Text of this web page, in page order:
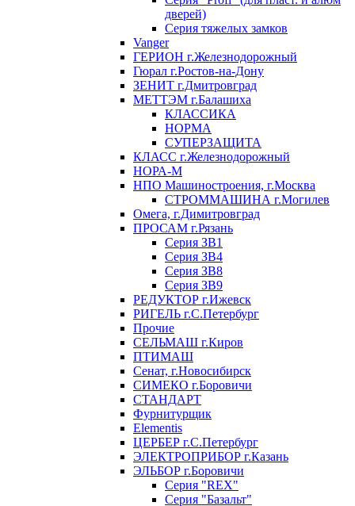
дверей)
Серия тяжелых замков
Vanger
ГЕРИОН г.Железнодорожный
Гюрал г.Ростов-на-Дону
ЗЕНИТ г.Дмитровград
МЕТТЭМ г.Балашиха
КЛАССИКА
НОРМА
СУПЕРЗАЩИТА
КЛАСС г.Железнодорожный
НОРА-М
НПО Машиностроения, г.Москва
СТРОММАШИНА г.Могилев
Омега, г.Димитровград
ПРОСАМ г.Рязань
Серия ЗВ1
Серия ЗВ4
Серия ЗВ8
Серия ЗВ9
РЕДУКТОР г.Ижевск
РИГЕЛЬ г.С.Петербург
Прочие
СЕЛЬМАШ г.Киров
ПТИМАШ
Сенат, г.Новосибирск
СИМЕКО г.Боровичи
СТАНДАРТ
Фурнитурщик
Elementis
ЦЕРБЕР г.С.Петербург
ЭЛЕКТРОПРИБОР г.Казань
ЭЛЬБОР г.Боровичи
Серия "REX"
Серия "Базальт"